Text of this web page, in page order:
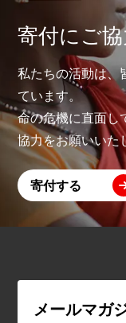
寄付にご
私たちの活動は、
ています。
命の危機に直面し
協力をお願いいた
寄付する
メールマガ